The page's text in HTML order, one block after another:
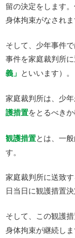
留の決定をします
身体拘束がなされま
そして、少年事件
事件を家庭裁判所
義」 といいます）。
家庭裁判所は、少
護措置をとるべきか
観護措置とは、一
す。
家庭裁判所に送致
日当日に観護措置
そして、この観護
身体拘束が継続しま